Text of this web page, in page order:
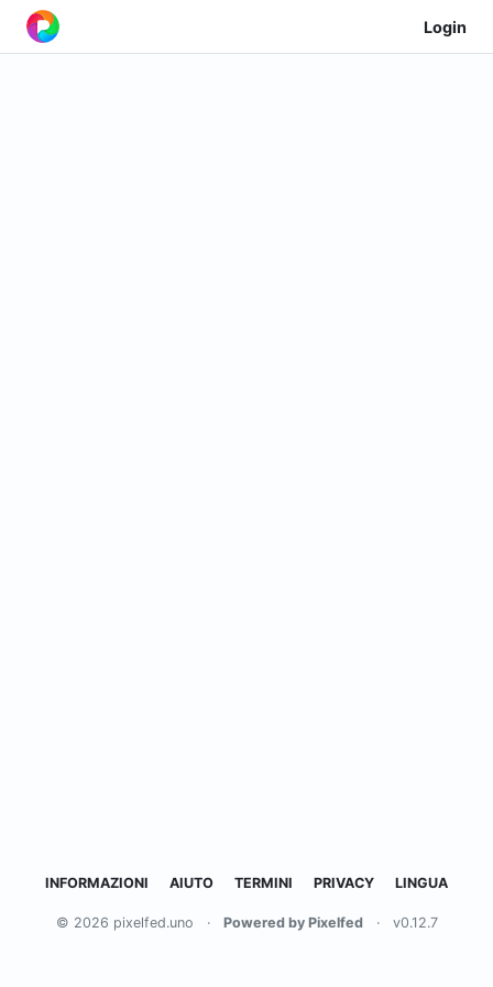
Login
INFORMAZIONI AIUTO TERMINI PRIVACY LINGUA
© 2026 pixelfed.uno · Powered by Pixelfed · v0.12.7